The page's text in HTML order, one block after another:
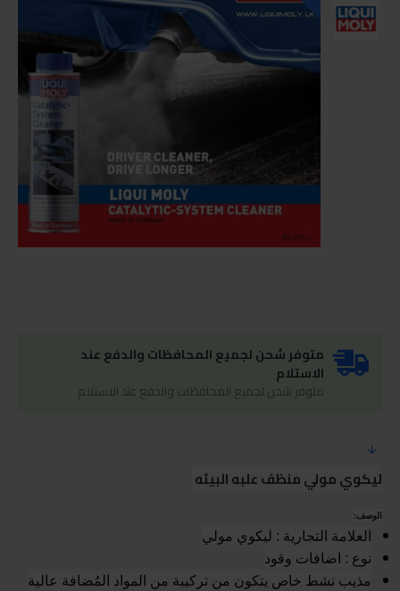
متوفر شحن لجميع المحافظات والدفع عند
الاستلام
متوفر شحن لجميع المحافظات والدفع عند الاستلام
ليكوي مولي منظف علبه البيئه
الوصف:
العلامة التجارية : ليكوي مولي
نوع : اضافات وقود
مذيب نشط خاص يتكون من تركيبة من المواد المُضافة عالية